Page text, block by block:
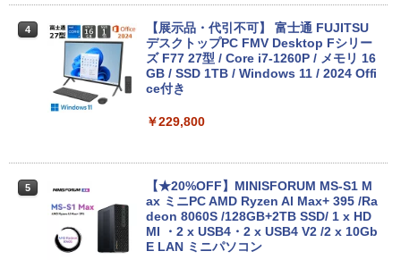
￥3,480
￥998
ジネス 大学生 プレゼント 学生向け
￥29,800
品ホワイト Office搭載 Win11 Pro 初期
ンキー付 Webカメラ 指紋認証 薄型 Blue
tooth Wi-Fi 超軽量 薄型 在宅勤務 テレワ
ーク ・初心者向け ノートPC 白ncs215y
￥45,800
4
【展示品・代引不可】 富士通 FUJITSU
デスクトップPC FMV Desktop Fシリー
ズ F77 27型 / Core i7-1260P / メモリ 16
GB / SSD 1TB / Windows 11 / 2024 Offi
ce付き
￥229,800
5
【★20%OFF】MINISFORUM MS-S1 M
ax ミニPC AMD Ryzen Al Max+ 395 /Ra
deon 8060S /128GB+2TB SSD/ 1 х HD
MI ・2 х USB4・2 х USB4 V2 /2 х 10Gb
E LAN ミニパソコン